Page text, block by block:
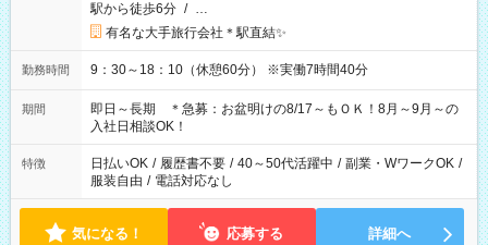
駅から徒歩6分 / …
有名な大手旅行会社＊駅直結✨
勤務時間 9：30～18：10（休憩60分） ※実働7時間40分
期間
即日～長期 ＊急募：お盆明けの8/17～もＯＫ！8月～9月～の
入社日相談OK！
特徴 日払いOK / 履歴書不要 / 40～50代活躍中 / 副業・WワークOK /
服装自由 / 電話対応なし
気になる！ 応募する 詳細へ